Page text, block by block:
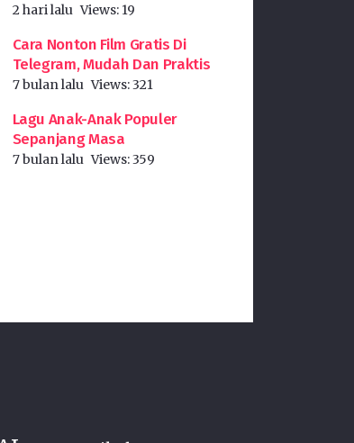
2 hari lalu Views: 19
Cara Nonton Film Gratis Di
Telegram, Mudah Dan Praktis
7 bulan lalu Views:321
Lagu Anak-Anak Populer
Sepanjang Masa
7 bulan lalu Views:359